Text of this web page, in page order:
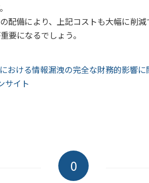
配備により、上記コストも大幅に削
要になるでしょう。
おける情報漏洩の完全な財務的影響
サイト
0